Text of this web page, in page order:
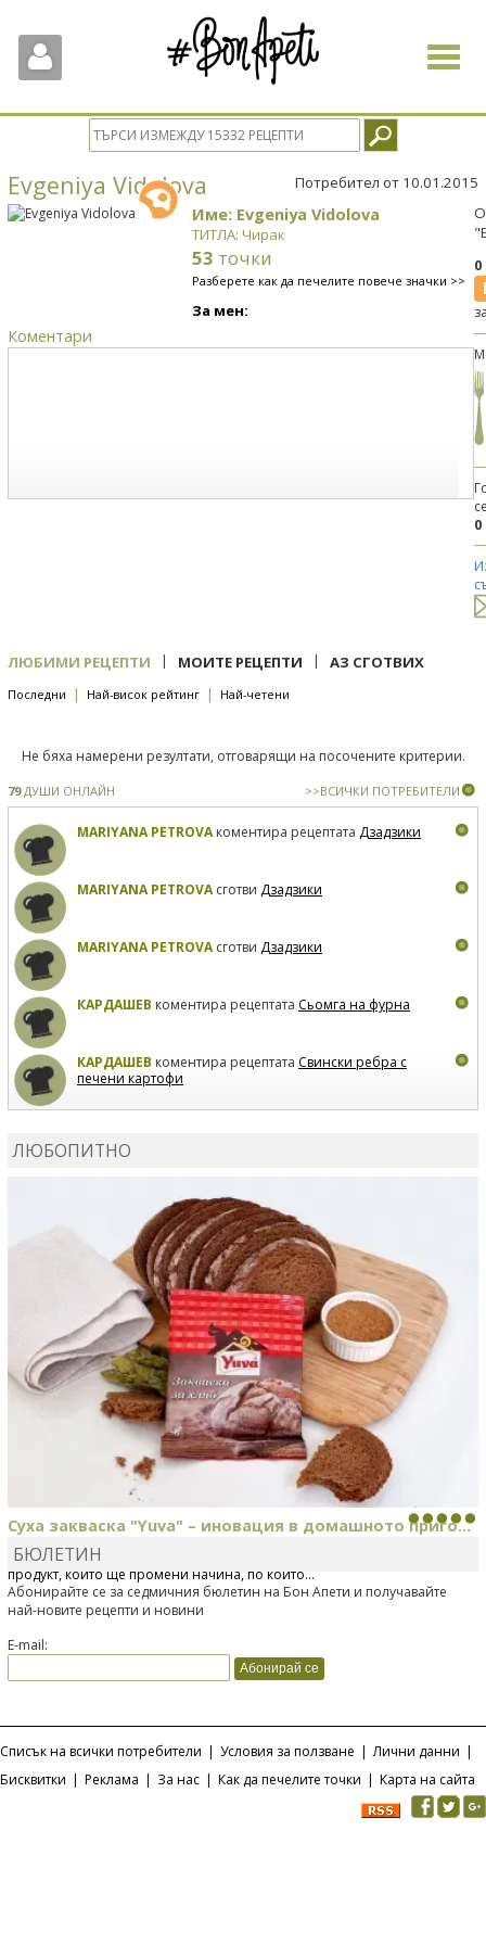
Toggle
Evgeniya Vidolova Потребител от 10.01.2015
Име: Evgeniya Vidolova
ТИТЛА: Чирак
53 точки
Разберете как да печелите повече значки >>
За мен:
Коментари
0
ЛЮБИМИ РЕЦЕПТИ | МОИТЕ РЕЦЕПТИ | АЗ СГОТВИХ
Последни | Най-висок рейтинг | Най-четени
Не бяха намерени резултати, отговарящи на посочените критерии.
79ДУШИ ОНЛАЙН >>ВСИЧКИ ПОТРЕБИТЕЛИ
MARIYANA PETROVAкоментира рецептата Дзадзики
MARIYANA PETROVAсготви Дзадзики
MARIYANA PETROVAсготви Дзадзики
КАРДАШЕВ коментира рецептата Сьомга на фурна
КАРДАШЕВ коментира рецептата Свински ребра с
печени картофи
ЛЮБОПИТНО
Суха закваска "Yuva" – иновация в домашното приго...
Отскоро Лесафр България стартира предлагането на изцяло нов
продукт, който ще промени начина, по който...
БЮЛЕТИН
Абонирайте се за седмичния бюлетин на Бон Апети и получавайте
най-новите рецепти и новини
E-mail:
Списък на всички потребители | Условия за ползване | Лични данни |
Бисквитки | Реклама | За нас | Как да печелите точки | Карта на сайта